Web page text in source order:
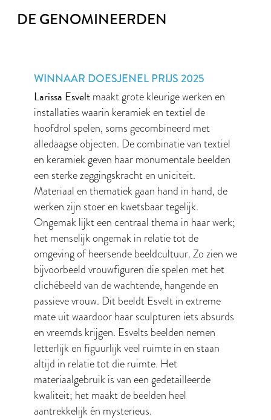
DE GENOMINEERDEN
WINNAAR DOESJENEL PRIJS 2025
Larissa Esveltmaakt grote kleurige werken en
installaties waarin keramiek en textiel de
hoofdrol spelen, soms gecombineerd met
alledaagse objecten. De combinatie van textiel
en keramiek geven haar monumentale beelden
een sterke zeggingskracht en uniciteit.
Materiaal en thematiek gaan hand in hand, de
werken zijn stoer en kwetsbaar tegelijk.
Ongemak lijkt een centraal thema in haar werk;
het menselijk ongemak in relatie tot de
omgeving of heersende beeldcultuur. Zo zien we
bijvoorbeeld vrouwfiguren die spelen met het
clichébeeld van de wachtende, hangende en
passieve vrouw. Dit beeldt Esvelt in extreme
mate uit waardoor haar sculpturen iets absurds
en vreemds krijgen. Esvelts beelden nemen
letterlijk en figuurlijk veel ruimte in en staan
altijd in relatie tot die ruimte. Het
materiaalgebruik is van een gedetailleerde
kwaliteit; het maakt de beelden heel
aantrekkelijk én mysterieus.